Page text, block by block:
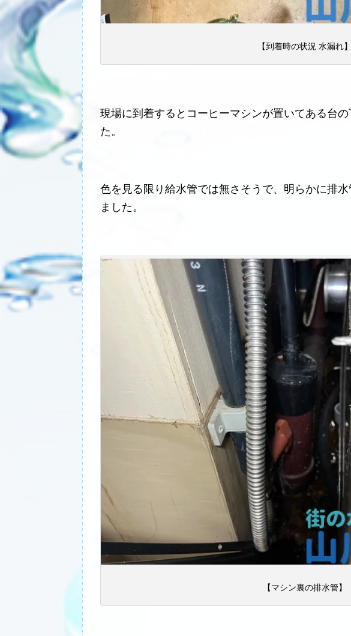
【到着時の状況 水漏れ】
現場に到着するとコーヒーマシンが置いてある台
た。
色を見る限り給水管では無さそうで、明らかに排
ました。
【マシン裏の排水管】